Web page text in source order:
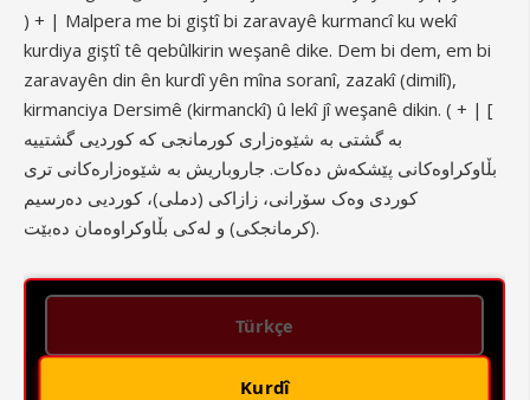
) + | Malpera me bi giştî bi zaravayê kurmancî ku wekî
kurdiya giştî tê qebûlkirin weşanê dike. Dem bi dem, em bi
zaravayên din ên kurdî yên mîna soranî, zazakî (dimilî),
kirmanciya Dersimê (kirmanckî) û lekî jî weşanê dikin. ( + | [
بە گشتی بە شێوەزاری کورمانجی کە کوردیی گشتییە
بڵاوکراوەکانی پێشکەش دەکات. جاروباریش بە شێوەزارەکانی تری
کوردی وەک سۆرانی، زازاکی (دملی)، کوردیی دەرسیم
(کرمانجکی) و لەکی بڵاوکراوەمان دەبێت.
Türkçe
Kurdî